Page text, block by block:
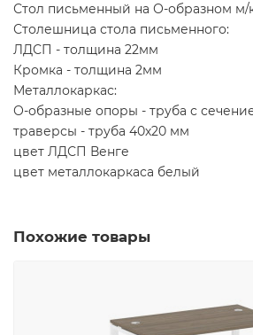
Стол письменный на О-образном м/
Столешница стола письменного:
ЛДСП - толщина 22мм
Кромка - толщина 2мм
Металлокаркас:
О-образные опоры - труба с
траверсы - труба 40х20 мм
цвет ЛДСП Венге
цвет металлокаркаса белый
Похожие товары